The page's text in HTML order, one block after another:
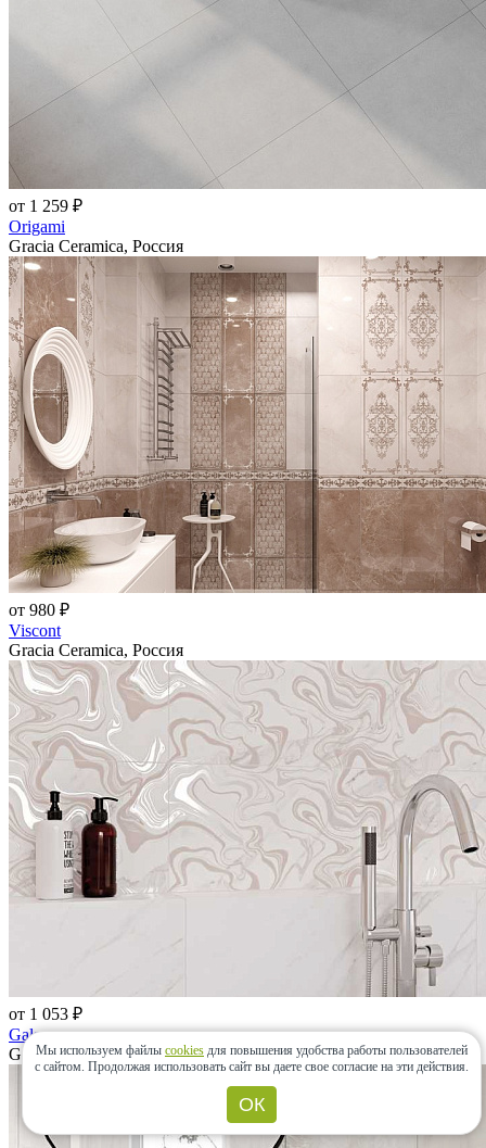
от 1 259 ₽
Origami
Gracia Ceramica, Россия
от 980 ₽
Viscont
Gracia Ceramica, Россия
от 1 053 ₽
Galaxy
Gracia Ceramica, Россия
Мы используем файлы cookies для повышения удобства работы пользователей
с сайтом. Продолжая использовать сайт вы даете свое согласие на эти действия.
ОК